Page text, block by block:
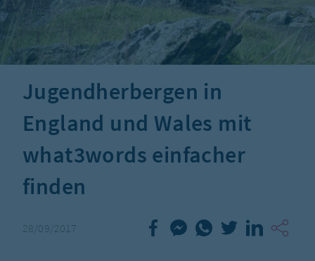
Jugendherbergen in
England und Wales mit
what3words einfacher
finden
28/09/2017